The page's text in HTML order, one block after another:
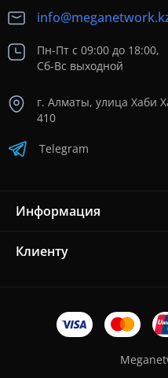
Пн-Пт с 09:00 до 18:00,
Сб-Вс выходной
г. Алматы, улица Хаби
410
Telegram
Информация
Клиенту